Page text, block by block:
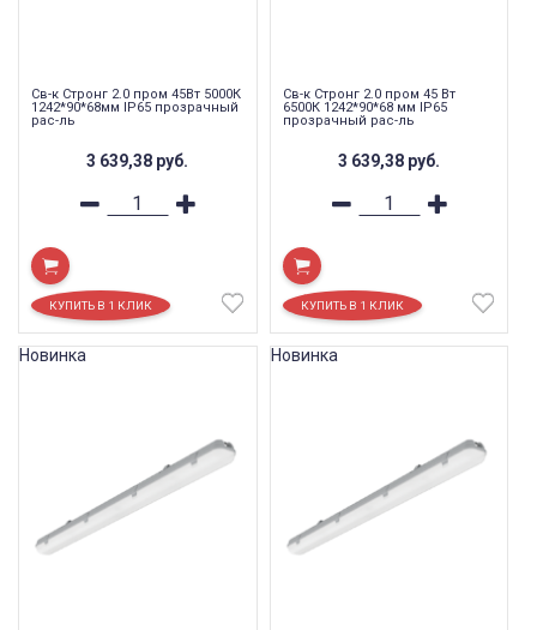
Св-к Стронг 2.0 пром 45Вт 5000К
1242*90*68мм IP65 прозрачный
рас-ль
3 639,38 руб.
Св-к Стронг 2.0 пром 45 Вт
6500К 1242*90*68 мм IP65
прозрачный рас-ль
3 639,38 руб.
Новинка Новинка